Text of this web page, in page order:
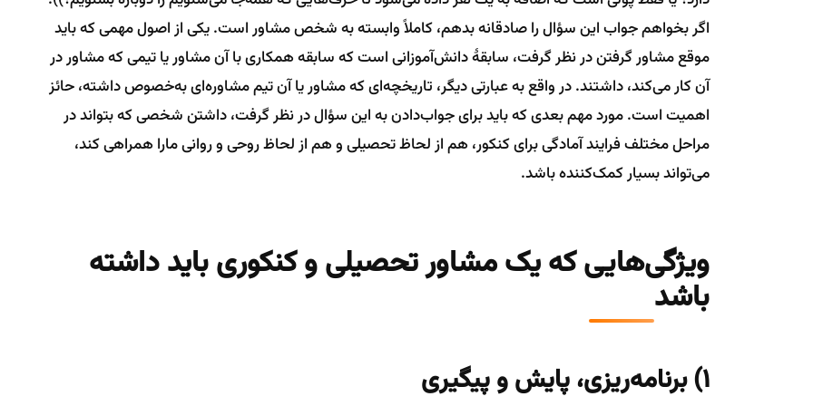
اگر بخواهم جواب این سؤال را صادقانه بدهم، کاملاً وابسته به شخص مشاور ‌است. یکی از اصول مهمی که باید
موقع مشاور گرفتن در نظر گرفت، سابقۀ دانش‌آموزانی است که سابقه همکاری با آن مشاور یا تیمی که مشاور در
آن کار می‌کند، داشتند. در واقع به عبارتی دیگر، تاریخچه‌ای که مشاور یا آن تیم مشاوره‌ای به‌خصوص داشته، حائز
اهمیت است. مورد مهم بعدی که باید برای جواب‌دادن به این سؤال در نظر گرفت، داشتن شخصی که بتواند در
مراحل مختلف فرایند آمادگی برای کنکور، هم از لحاظ تحصیلی و هم از لحاظ روحی و روانی مارا همراهی کند،
می‌تواند بسیار کمک‌کننده باشد.
ویژگی‌هایی که یک مشاور تحصیلی و کنکوری باید داشته
باشد
1) برنامه‌ریزی، پایش و پیگیری